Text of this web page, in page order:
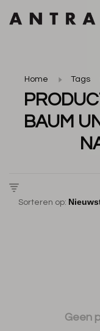
Home Tags
BAUM
Sorteren op:
Geen